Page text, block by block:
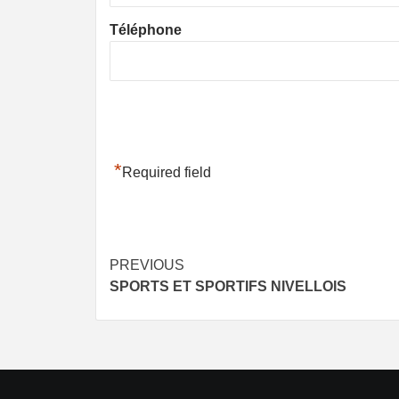
Téléphone
*Required field
Post
navigation
PREVIOUS
SPORTS ET SPORTIFS NIVELLOIS